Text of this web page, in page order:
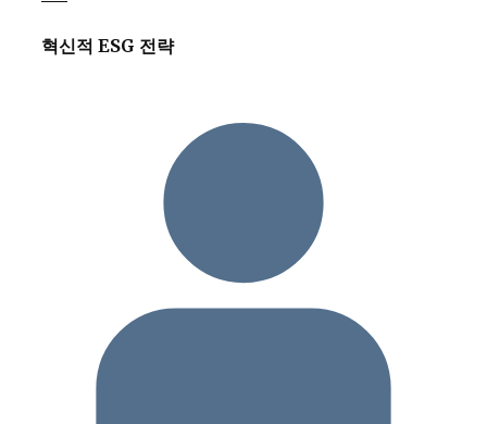
혁신적 ESG 전략